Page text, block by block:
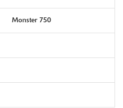
Monster 750